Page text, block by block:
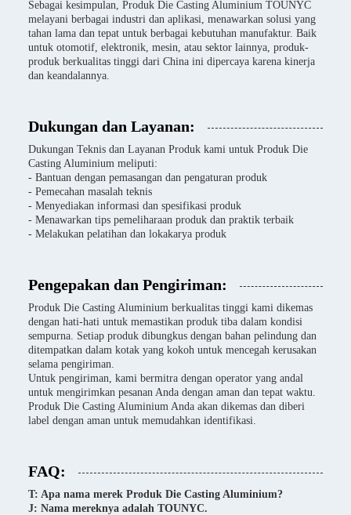
Sebagai kesimpulan, Produk Die Casting Aluminium TOUNYC
melayani berbagai industri dan aplikasi, menawarkan solusi yang
tahan lama dan tepat untuk berbagai kebutuhan manufaktur. Baik
untuk otomotif, elektronik, mesin, atau sektor lainnya, produk-
produk berkualitas tinggi dari China ini dipercaya karena kinerja
dan keandalannya.
Dukungan dan Layanan:
Dukungan Teknis dan Layanan Produk kami untuk Produk Die
Casting Aluminium meliputi:
- Bantuan dengan pemasangan dan pengaturan produk
- Pemecahan masalah teknis
- Menyediakan informasi dan spesifikasi produk
- Menawarkan tips pemeliharaan produk dan praktik terbaik
- Melakukan pelatihan dan lokakarya produk
Pengepakan dan Pengiriman:
Produk Die Casting Aluminium berkualitas tinggi kami dikemas
dengan hati-hati untuk memastikan produk tiba dalam kondisi
sempurna. Setiap produk dibungkus dengan bahan pelindung dan
ditempatkan dalam kotak yang kokoh untuk mencegah kerusakan
selama pengiriman.
Untuk pengiriman, kami bermitra dengan operator yang andal
untuk mengirimkan pesanan Anda dengan aman dan tepat waktu.
Produk Die Casting Aluminium Anda akan dikemas dan diberi
label dengan aman untuk memudahkan identifikasi.
FAQ:
T: Apa nama merek Produk Die Casting Aluminium?
J: Nama mereknya adalah TOUNYC.